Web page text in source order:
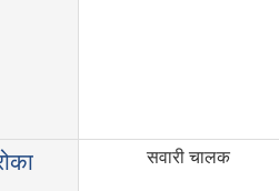
सवारी चालक